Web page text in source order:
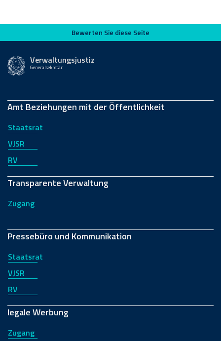
Bewerten Sie diese Seite
Bewerten Sie diese Seite
Verwaltungsjustiz
Generalsekretär
Amt Beziehungen mit der Öffentlichkeit
Staatsrat
VJSR
RV
Transparente Verwaltung
Zugang
Pressebüro und Kommunikation
Staatsrat
VJSR
RV
legale Werbung
Zugang